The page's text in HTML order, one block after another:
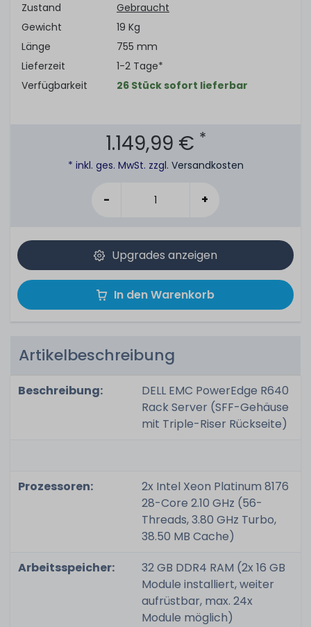
Zustand
Gebraucht
Gewicht
19 Kg
Länge
755 mm
Lieferzeit
1-2 Tage*
Verfügbarkeit
26 Stück sofort lieferbar
1.149,99 € *
* inkl. ges. MwSt. zzgl. Versandkosten
- +
Upgrades anzeigen
In den Warenkorb
Artikelbeschreibung
Beschreibung:
DELL EMC PowerEdge R640
Rack Server (SFF-Gehäuse
mit Triple-Riser Rückseite)
Prozessoren:
2x Intel Xeon Platinum 8176
28-Core 2.10 GHz (56-
Threads, 3.80 GHz Turbo,
38.50 MB Cache)
Arbeitsspeicher:
32 GB DDR4 RAM (2x 16 GB
Module installiert, weiter
aufrüstbar, max. 24x
Module möglich)